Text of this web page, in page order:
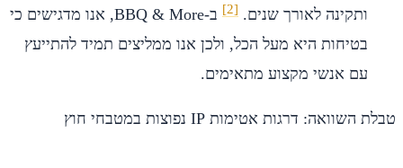
ותקינה לאורך שנים. [2]
ב-BBQ & More, אנו מדגישים כי
בטיחות היא מעל הכל, ולכן אנו ממליצים תמיד להתייעץ
עם אנשי מקצוע מתאימים.
טבלת השוואה: דרגות אטימות IP נפוצות במטבחי חוץ